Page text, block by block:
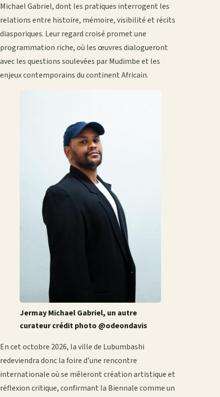
Michael Gabriel, dont les pratiques interrogent les
relations entre histoire, mémoire, visibilité et récits
diasporiques. Leur regard croisé promet une
programmation riche, où les œuvres dialogueront
avec les questions soulevées par Mudimbe et les
enjeux contemporains du continent Africain.
Jermay Michael Gabriel, un autre
curateur crédit photo @odeondavis
En cet octobre 2026, la ville de Lubumbashi
redeviendra donc la foire d’une rencontre
internationale où se mêleront création artistique et
réflexion critique, confirmant la Biennale comme un